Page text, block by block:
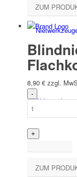
ZUM
8,90 € zzgl.
ZUM